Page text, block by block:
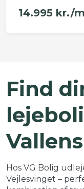
14.995 kr./
−
Find
Hos VG Bolig
Vejlesvinget –